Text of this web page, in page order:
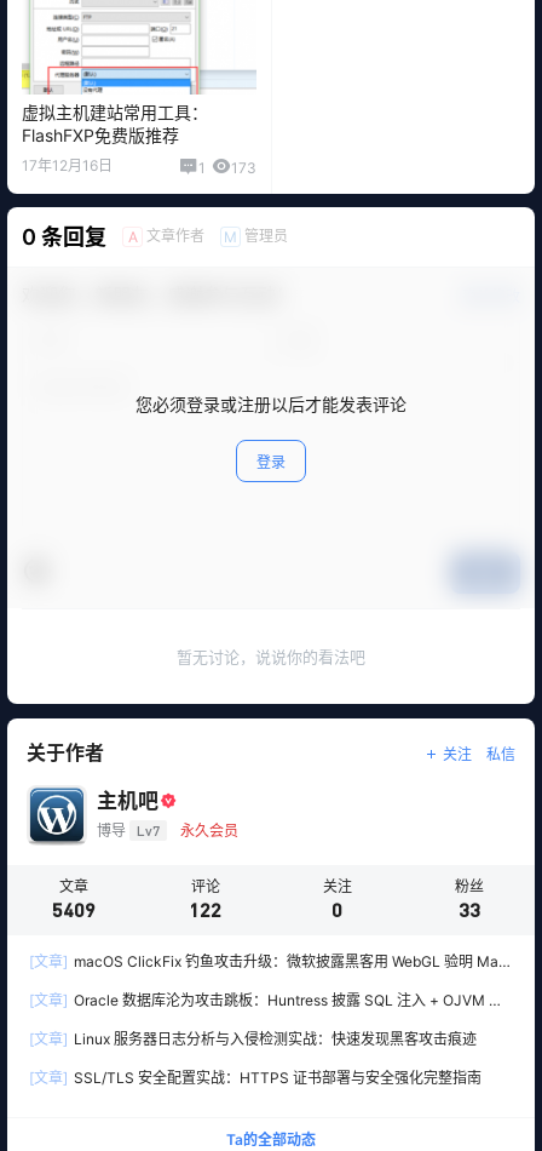
虚拟主机建站常用工具：
FlashFXP免费版推荐
17年12月16日 1 173
0 条回复 A 文章作者 M 管理员
您必须登录或注册以后才能发表评论
登录
暂无讨论，说说你的看法吧
关于作者 关注 私信
主机吧
博导 Lv7 永久会员
文章
5409
评论
122
关注
0
粉丝
33
[文章] macOS ClickFix 钓鱼攻击升级：微软披露黑客用 WebGL 验明 Mac
[文章] Oracle 数据库沦为攻击跳板：Huntress 披露 SQL 注入 + OJVM 入
[文章] Linux 服务器日志分析与入侵检测实战：快速发现黑客攻击痕迹
[文章] SSL/TLS 安全配置实战：HTTPS 证书部署与安全强化完整指南
Ta的全部动态